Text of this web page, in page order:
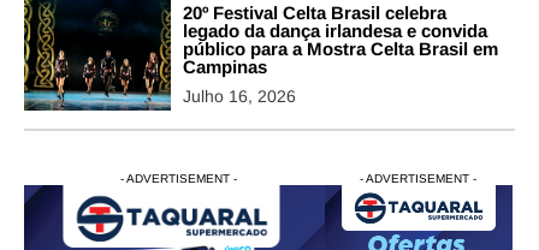
20º Festival Celta Brasil celebra
legado da dança irlandesa e convida
público para a Mostra Celta Brasil em
Campinas
Julho 16, 2026
- ADVERTISEMENT - -
- ADVERTISEMENT - - ADVERTISEMENT -